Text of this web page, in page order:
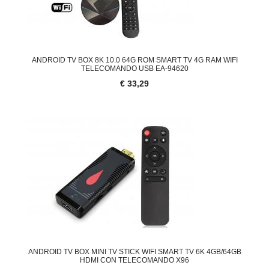
ANDROID TV BOX 8K 10.0 64G ROM SMART TV 4G RAM WIFI
TELECOMANDO USB EA-94620
€ 33,29
ANDROID TV BOX MINI TV STICK WIFI SMART TV 6K 4GB/64GB
HDMI CON TELECOMANDO X96